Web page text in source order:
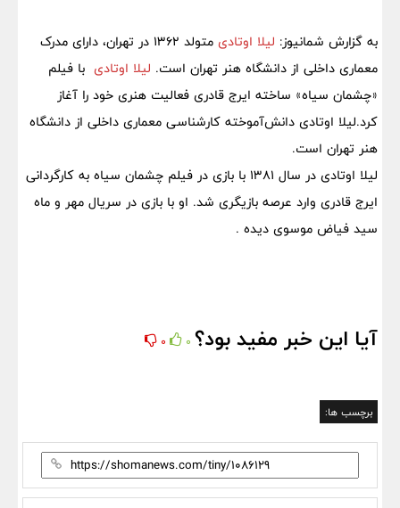
به گزارش شمانیوز: لیلا اوتادی
متولد 1362 در تهران، دارای مدرک
معماری داخلی از دانشگاه هنر تهران است. لیلا اوتادی با فیلم
«چشمان سیاه» ساخته ایرج قادری فعالیت هنری خود را آغاز
کرد.لیلا اوتادی دانش‌آموخته کارشناسی معماری داخلی از دانشگاه
هنر تهران است.
لیلا اوتادی در سال 1381 با بازی در فیلم چشمان سیاه به کارگردانی
ایرج قادری وارد عرصه بازیگری شد. او با بازی در سریال مهر و ماه
سید فیاض موسوی دیده .
آیا این خبر مفید بود؟ 0
0
برچسب ها: